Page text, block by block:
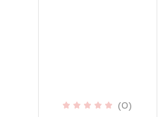
(0)